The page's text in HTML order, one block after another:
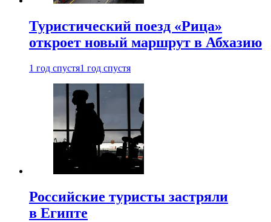
Туристический поезд «Рица»
откроет новый маршрут в Абхазию
1 год спустя1 год спустя
Российские туристы застряли
в Египте